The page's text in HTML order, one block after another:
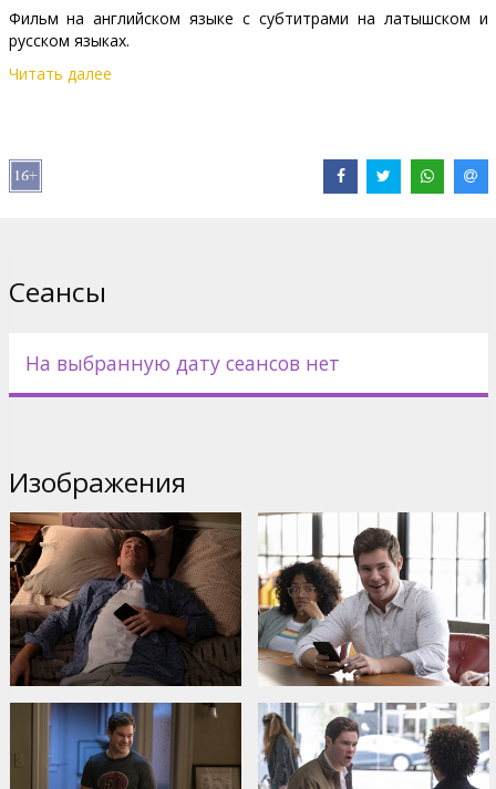
Фильм на английском языке с субтитрами на латышском и
русском языках.
В ролях:
,Michael Peña, Rose
Byrne
Читать далее
Сеансы
На выбранную дату сеансов нет
Изображения